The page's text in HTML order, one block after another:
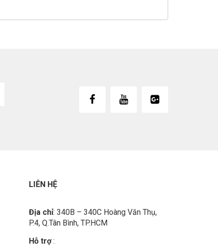
LIÊN HỆ
Địa chỉ: 340B – 340C Hoàng Văn Thụ,
P.4, Q.Tân Bình, TP.HCM
Hỗ trợ: